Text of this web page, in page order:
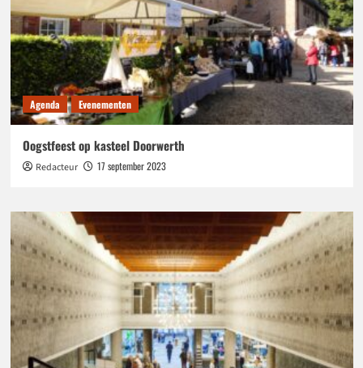
Agenda Evenementen
Oogstfeest op kasteel Doorwerth
Redacteur 17 september 2023